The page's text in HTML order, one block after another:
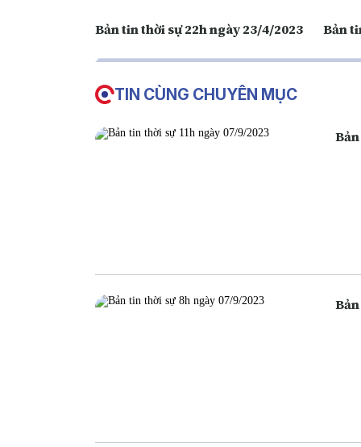
Bản tin thời sự 22h ngày 23/4/2023 Bản
TIN CÙNG CHUYÊN MỤC